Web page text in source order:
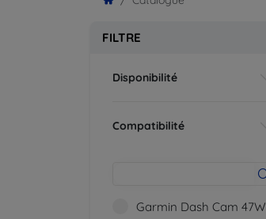
FILTRE
Disponibilité
Compatibilité
Garmin Dash Cam 47W